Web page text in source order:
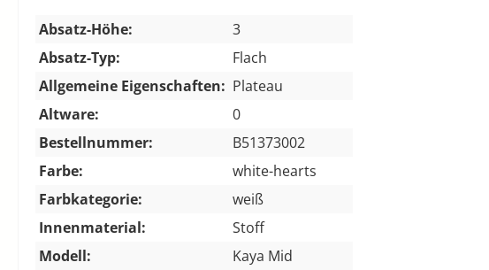
Absatz-Höhe:
3
Absatz-Typ:
Flach
Allgemeine Eigenschaften: Plateau
Altware:
0
Bestellnummer:
B51373002
Farbe:
white-hearts
Farbkategorie:
weiß
Innenmaterial:
Stoff
Modell:
Kaya Mid